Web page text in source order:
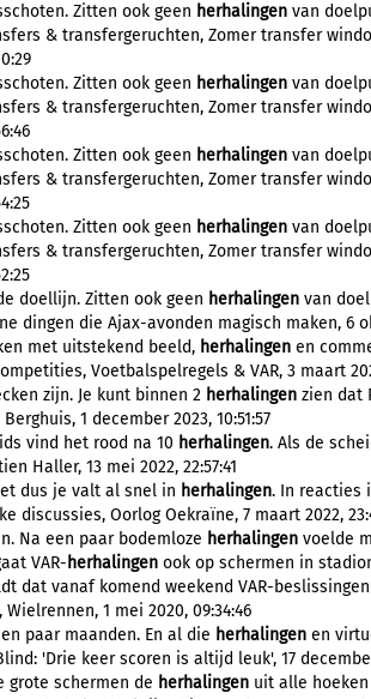
Zitten ook geen herhalingen van
& transfergeruchten, Zomer transfer
Zitten ook geen herhalingen van
& transfergeruchten, Zomer transfer
Zitten ook geen herhalingen van
& transfergeruchten, Zomer transfer
Zitten ook geen herhalingen van
& transfergeruchten, Zomer transfer
doellijn. Zitten ook geen herhalingen van
dingen die Ajax-avonden magisch maken, 6
met uitstekend beeld, herhalingen en
Voetbalspelregels & VAR, 3 maart
zijn. Je kunt binnen 2 herhalingen zien dat
1 december 2023, 10:51:57
vind het rood na 10 herhalingen. Als de
Haller, 13 mei 2022, 22:57:41
dus je valt al snel in herhalingen. In reacties
discussies, Oorlog Oekraïne, 7 maart 2022,
Na een paar bodemloze herhalingen voelde
VAR- herhalingen ook op schermen in
dat vanaf komend weekend VAR-
1 mei 2020, 09:34:46
paar maanden. En al die herhalingen en
'Drie keer scoren is altijd leuk', 17
grote schermen de herhalingen uit alle